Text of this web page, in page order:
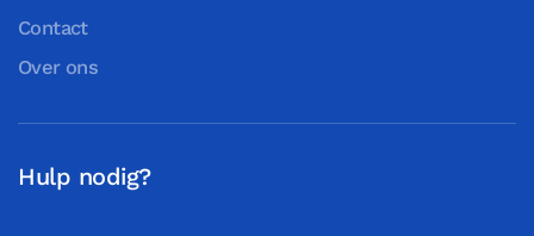
Contact
Over ons
Hulp nodig?